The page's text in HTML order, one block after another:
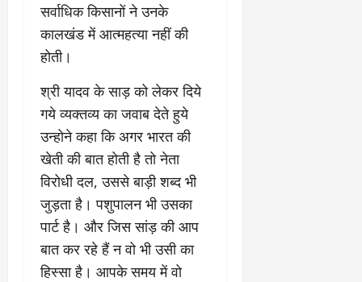
सर्वाधिक किसानों ने उनके
कालखंड में आत्महत्या नहीं की
होती।
श्री यादव के साड़ को लेकर दिये
गये व्यक्तव्य का जवाब देते हुये
उन्होने कहा कि अगर भारत की
खेती की बात होती है तो नेता
विरोधी दल, उससे बाड़ी शब्द भी
जुड़ता है। पशुपालन भी उसका
पार्ट है। और जिस सांड़ की आप
बात कर रहे हैं न वो भी उसी का
हिस्सा है। आपके समय में वो